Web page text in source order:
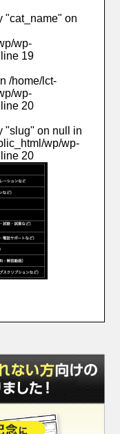
"cat_name" on
wp-
19
/home/lct-
wp-
20
"slug" on null in
wp/wp-
20